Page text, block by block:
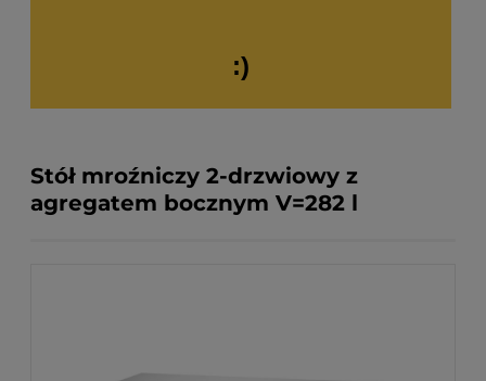
:)
Stół mroźniczy 2-drzwiowy z
agregatem bocznym V=282 l